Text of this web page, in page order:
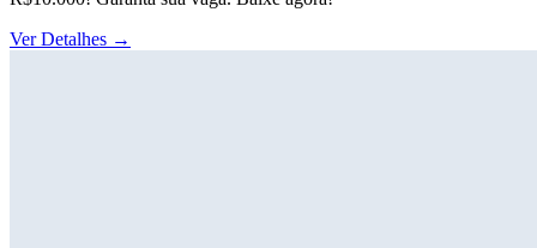
Ver Detalhes →